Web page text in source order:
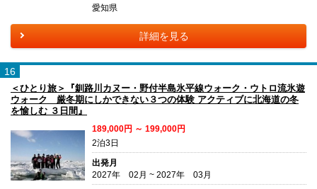
愛知県
詳細を見る
16
＜ひとり旅＞『釧路川カヌー・野付半島氷平線ウォーク・ウトロ流氷遊
ウォーク 厳冬期にしかできない３つの体験 アクティブに北海道の冬
を愉しむ ３日間』
189,000円 ～ 199,000円
2泊3日
出発月
2027年 02月 ~ 2027年 03月